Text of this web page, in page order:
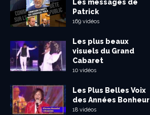
Les messages de
Patrick
169 vidéos
Les plus beaux
visuels du Grand
Cabaret
10 vidéos
Les Plus Belles Voix
des Années Bonheur
18 vidéos